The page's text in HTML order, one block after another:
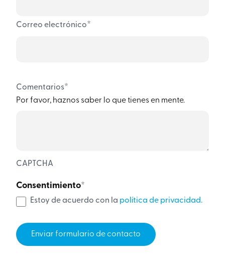
Correo electrónico*
Comentarios*
Por favor, haznos saber lo que tienes en mente.
CAPTCHA
Consentimiento*
Estoy de acuerdo con la política de privacidad.